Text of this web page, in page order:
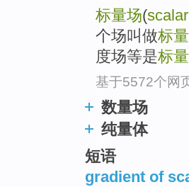
标量场(
个场叫做标
度场等是标
基于5572个网
数量场
纯量体
短语
gradient of